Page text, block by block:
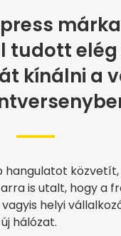
tudott elég
kínálni a
is utalt, hogy a
helyi
hálózat.